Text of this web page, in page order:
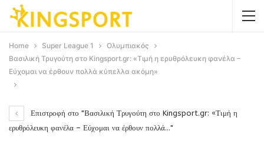
Home Super League 1
Ολυμπιακός
Βασιλική Τρυγούτη στο Kingsport.gr: «Τιμή η ερυθρόλευκη φανέλα –
Εύχομαι να έρθουν πολλά κύπελλα ακόμη»
Επιστροφή στο "Βασιλική Τρυγούτη στο Kingsport.gr: «Τιμή η
ερυθρόλευκη φανέλα – Εύχομαι να έρθουν πολλά…"